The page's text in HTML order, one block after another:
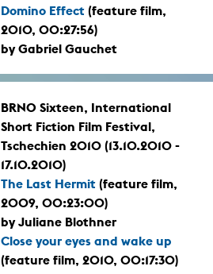
Domino Effect (feature film,
2010, 00:27:56)
by Gabriel Gauchet
BRNO Sixteen, International
Short Fiction Film Festival,
Tschechien 2010 (13.10.2010 -
17.10.2010)
The Last Hermit (feature film,
2009, 00:23:00)
by Juliane Blothner
Close your eyes and wake up
(feature film, 2010, 00:17:30)